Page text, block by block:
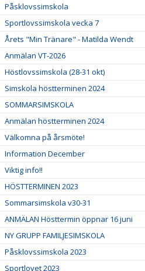
Påsklovssimskola
Sportlovssimskola vecka 7
Årets "Min Tränare" - Matilda Wendt
Anmälan VT-2026
Höstlovssimskola (28-31 okt)
Simskola höstterminen 2024
SOMMARSIMSKOLA
Anmälan höstterminen 2024
Välkomna på årsmöte!
Information December
Viktig info!!
HÖSTTERMINEN 2023
Sommarsimskola v30-31
ANMÄLAN Hösttermin öppnar 16 juni
NY GRUPP FAMILJESIMSKOLA
Påsklovssimskola 2023
Sportlovet 2023